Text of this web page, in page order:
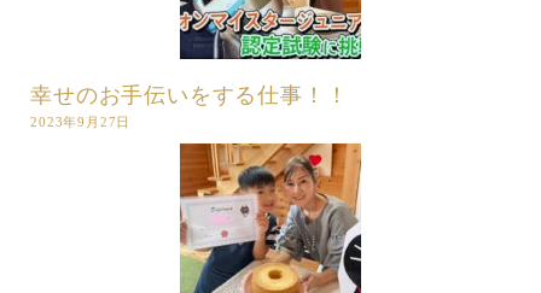
幸せのお手伝いをする仕事！！
2023年9月27日